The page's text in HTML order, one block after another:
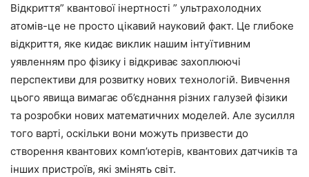
Відкриття” квантової інертності ” ультрахолодних
атомів-це не просто цікавий науковий факт. Це глибоке
відкриття, яке кидає виклик нашим інтуїтивним
уявленням про фізику і відкриває захоплюючі
перспективи для розвитку нових технологій. Вивчення
цього явища вимагає об’єднання різних галузей фізики
та розробки нових математичних моделей. Але зусилля
того варті, оскільки вони можуть призвести до
створення квантових комп’ютерів, квантових датчиків та
інших пристроїв, які змінять світ.